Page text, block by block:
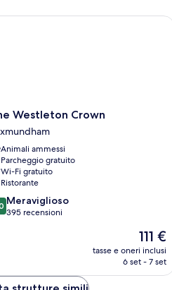
Westleton Crown
Animali ammessi
Parcheggio gratuito
Wi-Fi gratuito
Ristorante
Meraviglioso
395 recensioni
Il
prezzo
attuale
111 €
tasse e oneri inclusi
6 set - 7 set
Westleton Crown